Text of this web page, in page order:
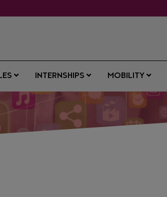
INTERNSHIPS MOBILITY